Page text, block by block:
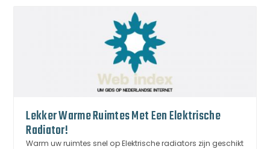
Lekker Warme Ruimtes Met Een Elektrische
Radiator!
Warm uw ruimtes snel op Elektrische radiators zijn geschikt